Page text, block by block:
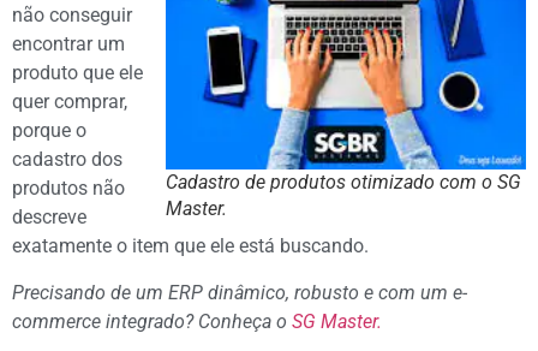
Cadastro de produtos otimizado com o SG
Master.
não conseguir
encontrar um
produto que ele
quer comprar,
porque o
cadastro dos
produtos não
descreve
exatamente o item que ele está buscando.
Precisando de um ERP dinâmico, robusto e com um e-
commerce integrado? Conheça o SG Master.